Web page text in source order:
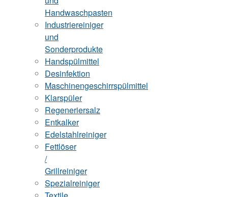
Handwaschpasten
Industriereiniger
und
Sonderprodukte
Handspülmittel
Desinfektion
Maschinengeschirrspülmittel
Klarspüler
Regeneriersalz
Entkalker
Edelstahlreiniger
Fettlöser
/
Grillreiniger
Spezialreiniger